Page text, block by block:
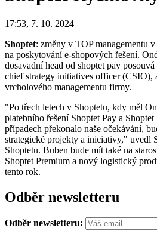
17:53, 7. 10. 2024
Shoptet: změny v TOP managementu
na poskytování e-shopových řešení.
dosavadní head od shoptet pay
chief strategy initiatives officer (CSIO),
vrcholového managementu firmy.
"Po třech letech v Shoptetu, kdy měl
platebního řešení Shoptet Pay a
případech překonalo naše očekávání,
strategické projekty a iniciativy," uvedl
Shoptetu. Buben bude mít také na
Shoptet Premium a nový logistický
tento rok.
Odběr newsletteru
Odběr newsletteru: